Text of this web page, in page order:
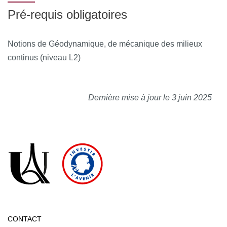
sont enfin exploitées dans le cadre de TD de géologie
structurale, de sédimentologie et de stratigraphie.
Pré-requis obligatoires
Notions de Géodynamique, de mécanique des milieux
continus (niveau L2)
Dernière mise à jour le 3 juin 2025
CONTACT